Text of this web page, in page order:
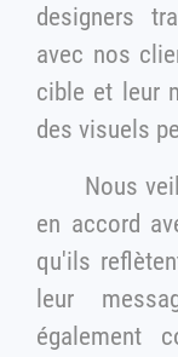
designers
avec nos clients pour
cible et leur
des visuels
Nous veillons à ce
en accord
qu'ils
leur message marketing.
également